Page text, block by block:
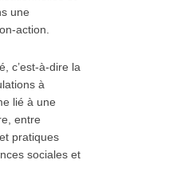
une
action.
c’est-à-dire la
à
lié à une
entre
pratiques
sociales et